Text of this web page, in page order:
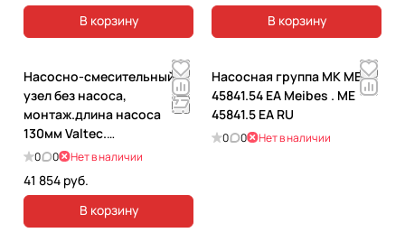
В корзину
В корзину
Насосно-смесительный
узел без насоса,
монтаж.длина насоса
130мм Valtec.
VT.DUAL.0.130
0 0 Нет в наличии
41 854 руб.
В корзину
Насосная группа MK ME
45841.54 EA Meibes . ME
45841.5 EA RU
0 0 Нет в наличии